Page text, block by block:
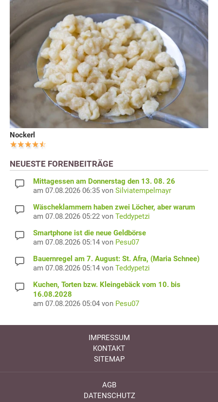
Nockerl
NEUESTE FORENBEITRÄGE
Mittagessen am Donnerstag den 13. 08. 26
am 07.08.2026 06:35 von Silviatempelmayr
Wäscheklammern haben zwei Löcher, aber warum
am 07.08.2026 05:22 von Teddypetzi
Smartphone ist die neue Geldbörse
am 07.08.2026 05:14 von Pesu07
Bauernregel am 7. August: St. Afra, (Maria Schnee)
am 07.08.2026 05:14 von Teddypetzi
Kuchen, Torten bzw. Kleingebäck vom 10. bis
16.08.2028
am 07.08.2026 05:04 von Pesu07
IMPRESSUM
KONTAKT
SITEMAP
AGB
DATENSCHUTZ